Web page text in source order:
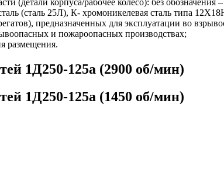
(детали корпуса/рабочее колесо): без
(сталь 25Л), К- хромоникелевая сталь типа
предназначенных для эксплуатации во
и пожароопасных производствах;
размещения.
1Д250-125а (2900 об/мин)
1Д250-125а (1450 об/мин)